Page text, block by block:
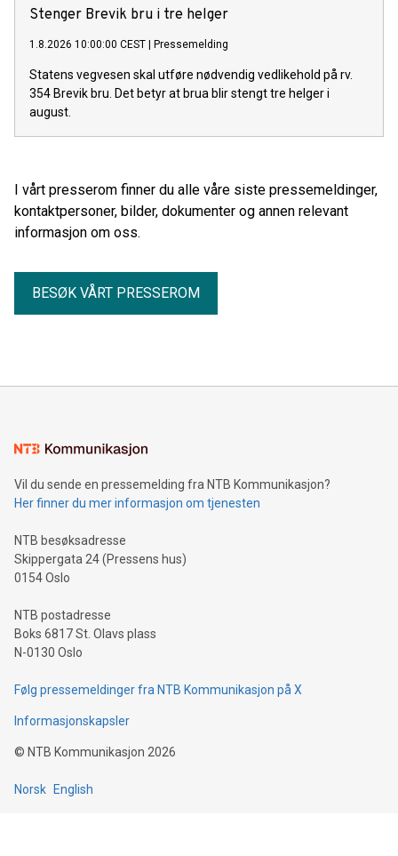
Stenger Brevik bru i tre helger
1.8.2026 10:00:00 CEST Pressemelding
Statens vegvesen skal utføre nødvendig vedlikehold på rv.
354 Brevik bru. Det betyr at brua blir stengt tre helger i
august.
I vårt presserom finner du alle våre siste pressemeldinger,
kontaktpersoner, bilder, dokumenter og annen relevant
informasjon om oss.
BESØK VÅRT PRESSEROM
Vil du sende en pressemelding fra NTB Kommunikasjon?
Her finner du mer informasjon om tjenesten
NTB besøksadresse
Skippergata 24 (Pressens hus)
0154 Oslo
NTB postadresse
Boks 6817 St. Olavs plass
N-0130 Oslo
Følg pressemeldinger fra NTB Kommunikasjon på X
Informasjonskapsler
© NTB Kommunikasjon 2026
Norsk English